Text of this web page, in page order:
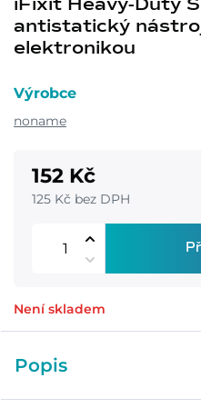
iFixit Heavy-Duty
antistatický
elektronikou
Výrobce
noname
152 Kč
125 Kč bez DPH
Není skladem
Popis